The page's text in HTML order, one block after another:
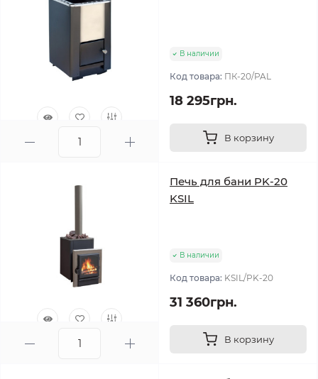
В наличии
Код товара: ПК-20/PAL
18 295грн.
В корзину
Печь для бани PK-20
KSIL
В наличии
Код товара: KSIL/PK-20
31 360грн.
В корзину